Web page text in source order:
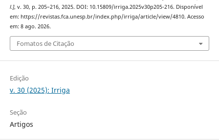
l.], v. 30, p. 205–216, 2025. DOI: 10.15809/irriga.2025v30p205-216. Disponível
em: https://revistas.fca.unesp.br/index.php/irriga/article/view/4810. Acesso
em: 8 ago. 2026.
Fomatos de Citação
Edição
v. 30 (2025): Irriga
Seção
Artigos